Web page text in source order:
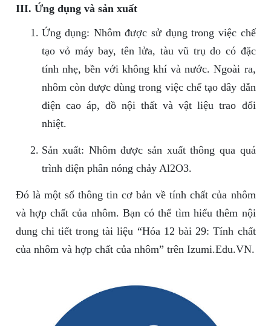
III. Ứng dụng và sản xuất
Ứng dụng: Nhôm được sử dụng trong việc chế
tạo vỏ máy bay, tên lửa, tàu vũ trụ do có đặc
tính nhẹ, bền với không khí và nước. Ngoài ra,
nhôm còn được dùng trong việc chế tạo dây dẫn
điện cao áp, đồ nội thất và vật liệu trao đổi
nhiệt.
Sản xuất: Nhôm được sản xuất thông qua quá
trình điện phân nóng chảy Al2O3.
Đó là một số thông tin cơ bản về tính chất của nhôm
và hợp chất của nhôm. Bạn có thể tìm hiểu thêm nội
dung chi tiết trong tài liệu “Hóa 12 bài 29: Tính chất
của nhôm và hợp chất của nhôm” trên Izumi.Edu.VN.